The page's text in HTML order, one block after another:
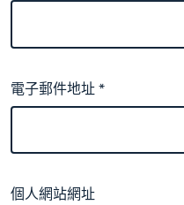
電子郵件地址*
個人網站網址